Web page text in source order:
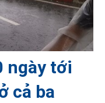
ngày tới
cả ba